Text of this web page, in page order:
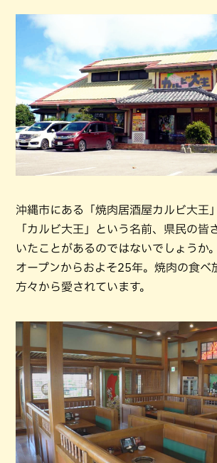
沖縄市にある「焼肉居酒屋カルビ大王
「カルビ大王」という名前、県民の皆
いたことがあるのではないでしょうか。
オープンからおよそ25年。焼肉の食べ
方々から愛されています。